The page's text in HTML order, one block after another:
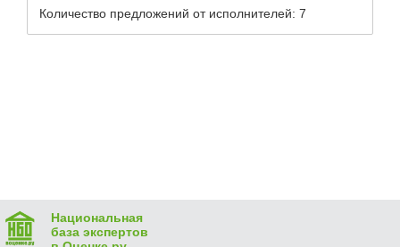
Количество предложений от исполнителей: 7
Национальная
база экспертов